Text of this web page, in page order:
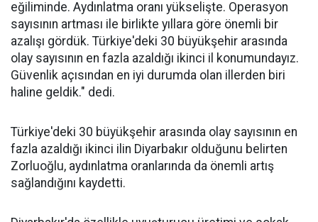
eğiliminde. Aydınlatma oranı yükselişte. Operasyon
sayısının artması ile birlikte yıllara göre önemli bir
azalışı gördük. Türkiye'deki 30 büyükşehir arasında
olay sayısının en fazla azaldığı ikinci il konumundayız.
Güvenlik açısından en iyi durumda olan illerden biri
haline geldik." dedi.
Türkiye'deki 30 büyükşehir arasında olay sayısının en
fazla azaldığı ikinci ilin Diyarbakır olduğunu belirten
Zorluoğlu, aydınlatma oranlarında da önemli artış
sağlandığını kaydetti.